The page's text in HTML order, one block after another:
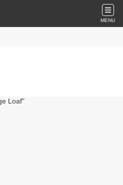
MENU